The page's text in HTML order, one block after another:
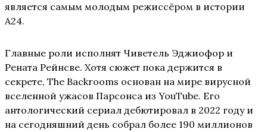
является самым молодым режиссёром в истории
A24.
Главные роли исполнят Чиветель Эджиофор и
Рената Рейнсве. Хотя сюжет пока держится в
секрете, The Backrooms основан на мире вирусной
вселенной ужасов Парсонса из YouTube. Его
антологический сериал дебютировал в 2022 году и
на сегодняшний день собрал более 190 миллионов